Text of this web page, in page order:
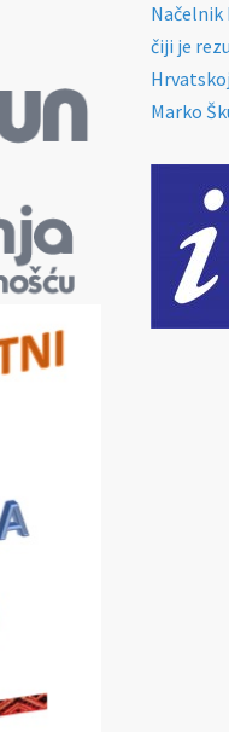
Načelnik
čiji je
Hrvatskoj
Marko